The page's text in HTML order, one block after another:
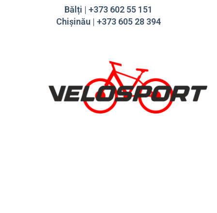
Bălți | +373 602 55 151
Chișinău | +373 605 28 394